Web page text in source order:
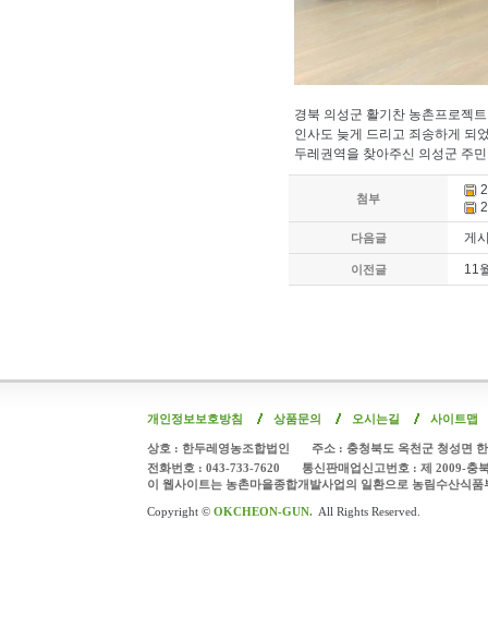
경북 의성군 활기찬 농촌프로젝
인사도 늦게 드리고 죄송하게 되
두레권역을 찾아주신 의성군 주
첨부
다음글 게
이전글 11
개인정보보호방침 상품문의 오시는길 사이트맵
상호 : 한두레영농조합법인
주소 : 충청북도 옥천군 청성면
전화번호 : 043-733-7620
통신판매업신고번호 : 제 2009-충
이 웹사이트는 농촌마을종합개발사업의 일환으로 농림수산식
Copyright © OKCHEON-GUN. All Rights Reserved.